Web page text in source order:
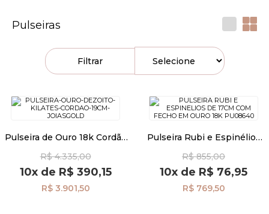
Pulseiras
Filtrar
Pulseira de Ouro 18k Cordão
pu08660
R$ 4.335,00
10xde R$ 390,15
R$ 3.901,50
Pulseira Rubi e Espinélios
18k pu08640
R$ 855,00
10x de R$ 76,95
R$ 769,50
Pingentes
Pulseiras
Piercing
Pedras Preciosas
Presente